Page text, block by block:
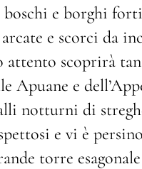
boschi e borghi
e scorci da
attento scoprirà
Apuane e
notturni di
e vi è
torre